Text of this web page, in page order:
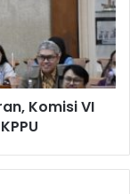
Komisi VI